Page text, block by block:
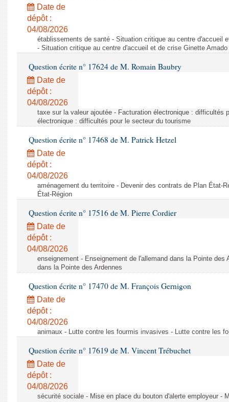
Dossiers législatifs
Budget et sécurité sociale
Questions écrites et orales
Comptes rendus des débats
Date de
dépôt :
04/08/2026
établissements de santé - Situation critique au centre d'accueil
- Situation critique au centre d'accueil et de crise Ginette Amado
Question écrite n° 17624 de M. Romain Baubry
Date de
dépôt :
04/08/2026
taxe sur la valeur ajoutée - Facturation électronique : difficultés
électronique : difficultés pour le secteur du tourisme
Question écrite n° 17468 de M. Patrick Hetzel
Date de
dépôt :
04/08/2026
aménagement du territoire - Devenir des contrats de Plan État-
État-Région
Question écrite n° 17516 de M. Pierre Cordier
Date de
dépôt :
04/08/2026
enseignement - Enseignement de l'allemand dans la Pointe des
dans la Pointe des Ardennes
Question écrite n° 17470 de M. François Gernigon
Date de
dépôt :
04/08/2026
animaux - Lutte contre les fourmis invasives - Lutte contre les
Question écrite n° 17619 de M. Vincent Trébuchet
Date de
dépôt :
04/08/2026
sécurité sociale - Mise en place du bouton d'alerte employeur -